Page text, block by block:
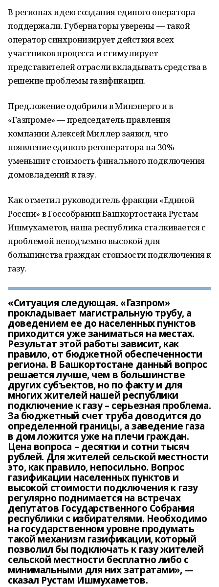
В регионах идею создания единого оператора
поддержали. Губернаторы уверены — такой
оператор синхронизирует действия всех
участников процесса и стимулирует
представителей отрасли вкладывать средства в
решение проблемы газификации.
Предложение одобрили в Минэнерго и в
«Газпроме» — председатель правления
компании Алексей Миллер заявил, что
появление единого регоператора на 30%
уменьшит стоимость финального подключения
домовладений к газу.
Как отметил руководитель фракции «Единой
России» в Госсобрании Башкортостана Рустам
Ишмухаметов, наша республика сталкивается с
проблемой неподъемно высокой для
большинства граждан стоимости подключения к
газу.
«Ситуация следующая. «Газпром»
прокладывает магистральную трубу, а
доведением ее до населенных пунктов
приходится уже заниматься на местах.
Результат этой работы зависит, как
правило, от бюджетной обеспеченности
региона. В Башкортостане данный вопрос
решается лучше, чем в большинстве
других субъектов, но по факту и для
многих жителей нашей республики
подключение к газу – серьезная проблема.
За бюджетный счет труба доводится до
определенной границы, а заведение газа
в дом ложится уже на плечи граждан.
Цена вопроса – десятки и сотни тысяч
рублей. Для жителей сельской местности
это, как правило, непосильно. Вопрос
газификации населенных пунктов и
высокой стоимости подключения к газу
регулярно поднимается на встречах
депутатов Государственного Собрания
республики с избирателями. Необходимо
на государственном уровне продумать
такой механизм газификации, который
позволил бы подключать к газу жителей
сельской местности бесплатно либо с
минимальными для них затратами», —
сказал Рустам Ишмухаметов.